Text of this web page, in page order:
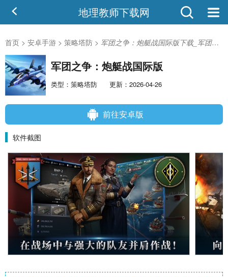
地理教师下载网
首页 > 安卓手游 > 策略塔防 > 军团之争：炮艇战国际版下载_军团之争：炮艇战国际版安卓版
军团之争：炮艇战国际版
类型：策略塔防 更新：2026-04-26
前往安卓版
软件截图